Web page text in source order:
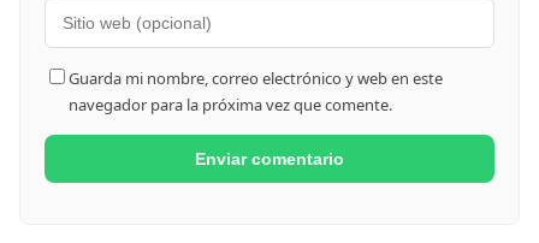
Guarda mi nombre, correo electrónico y web en este
navegador para la próxima vez que comente.